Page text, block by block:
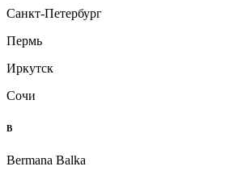
Санкт-Петербург
Пермь
Иркутск
Сочи
B
Bermana Balka